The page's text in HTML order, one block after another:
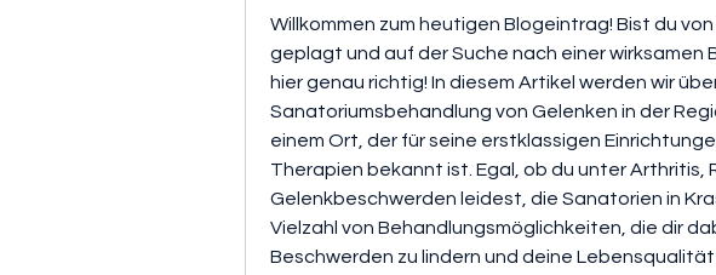
Willkommen zum heutigen Blogeintrag! Bist du
geplagt und auf der Suche nach einer wirksamen
hier genau richtig! In diesem Artikel werden wir
Sanatoriumsbehandlung von Gelenken in der
einem Ort, der für seine erstklassigen
Therapien bekannt ist. Egal, ob du unter Arthritis,
Gelenkbeschwerden leidest, die Sanatorien in
Vielzahl von Behandlungsmöglichkeiten, die dir
Beschwerden zu lindern und deine Lebensqualität